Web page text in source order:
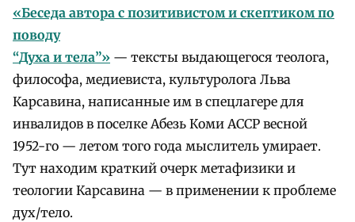
«Беседа автора с позитивистом и скептиком по
поводу
“Духа и тела”» — тексты выдающегося теолога,
философа, медиевиста, культуролога Льва
Карсавина, написанные им в спецлагере для
инвалидов в поселке Абезь Коми АССР весной
1952-го — летом того года мыслитель умирает.
Тут находим краткий очерк метафизики и
теологии Карсавина — в применении к проблеме
дух/тело.